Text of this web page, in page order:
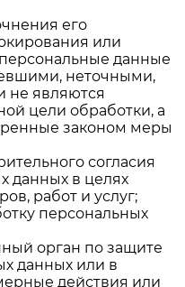
его
или
данные
неточными,
не являются
цели обработки, а
законом меры
согласия
данных в целях
работ и услуг;
персональных
орган по защите
данных или в
действия или